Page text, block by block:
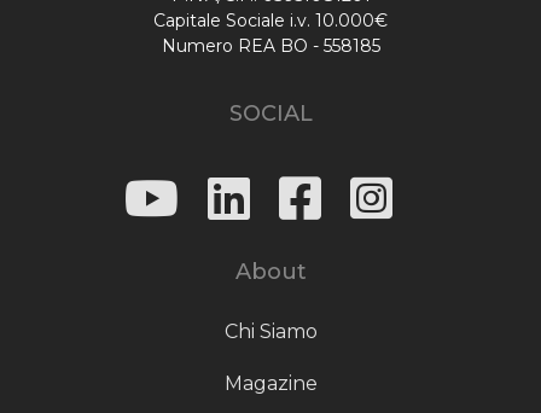
Capitale Sociale i.v. 10.000€
Numero REA BO - 558185
SOCIAL
About
Chi Siamo
Magazine